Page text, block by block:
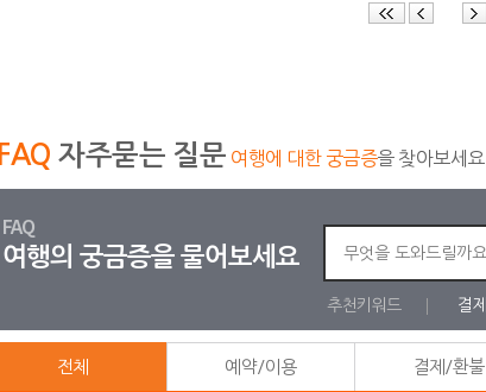
FAQ 자주묻는 질문 여행에 대한 궁금증을 찾아보세요
FAQ
여행의 궁금증을 물어보세요
추천키워드 결제
전체 예약/이용 결제/환불